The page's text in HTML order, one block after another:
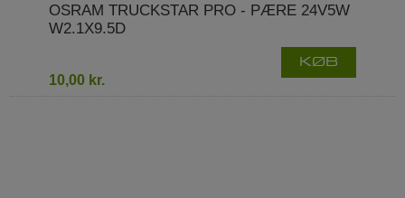
OSRAM TRUCKSTAR PRO - PÆRE 24V5W
W2.1X9.5D
10,00 kr.
KØB